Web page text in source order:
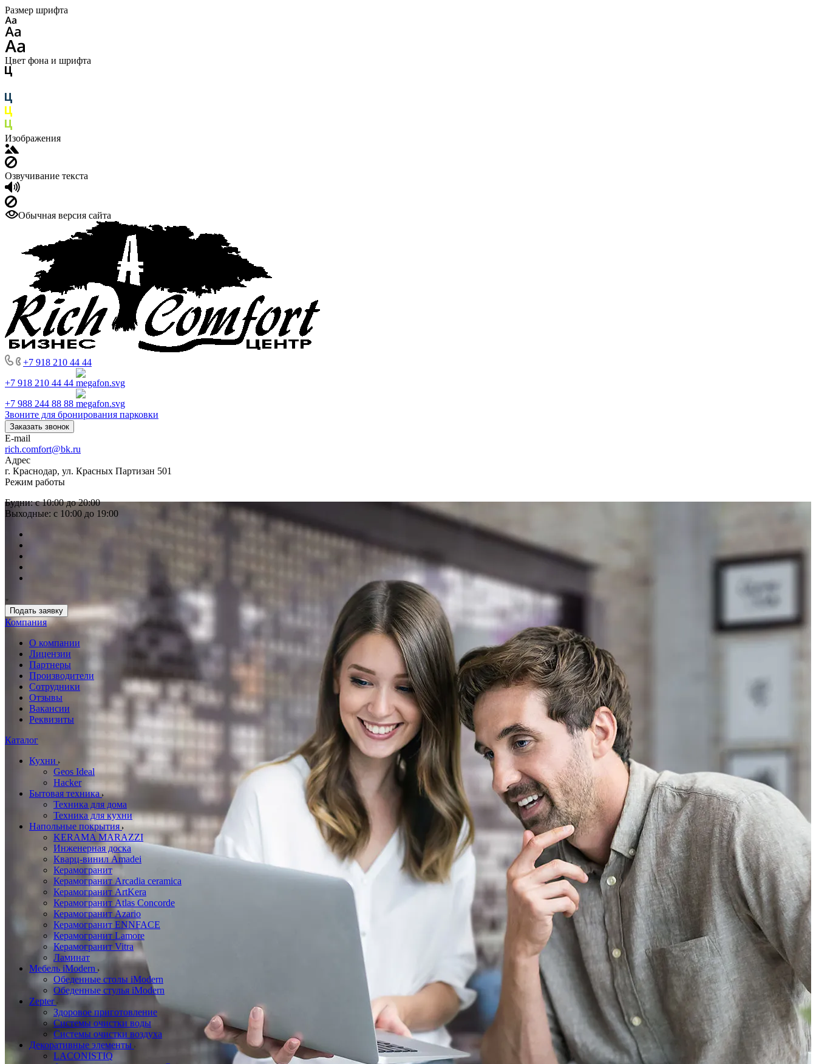
Размер шрифта
Цвет фона и шрифта
Изображения
Озвучивание текста
Обычная версия сайта
+7 918 210 44 44
+7 918 210 44 44
+7 988 244 88 88
Звоните для бронирования парковки
Заказать звонок
E-mail
rich.comfort@bk.ru
Адрес
г. Краснодар, ул. Красных Партизан 501
Режим работы
Будни: с 10:00 до 20:00
Выходные: с 10:00 до 19:00
Подать заявку
Компания
О компании
Лицензии
Партнеры
Производители
Сотрудники
Отзывы
Вакансии
Реквизиты
Каталог
Кухни
Geos Ideal
Hacker
Бытовая техника
Техника для дома
Техника для кухни
Напольные покрытия
KERAMA MARAZZI
Инженерная доска
Кварц-винил Amadei
Керамогранит
Керамогранит Arcadia ceramica
Керамогранит ArtKera
Керамогранит Atlas Concorde
Керамогранит Azario
Керамогранит ENNFACE
Керамогранит Lamore
Керамогранит Vitra
Ламинат
Мебель iModern
Обеденные столы iModern
Обеденные стулья iModern
Zepter
Здоровое приготовление
Системы очистки воды
Системы очистки воздуха
Декоративные элементы
LACONISTIQ